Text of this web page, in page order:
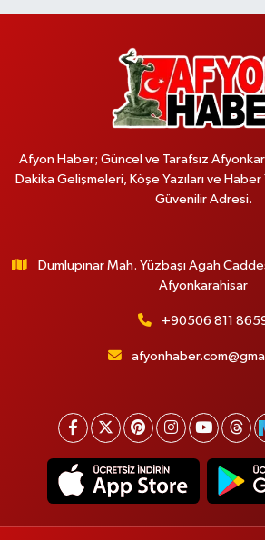
Afyon Haber; Güncel ve Tarafsız
Dakika Gelişmeleri, Köşe Yazıları ve
Güvenilir Adresi.
Dumlupınar Mah. Yüzbaşı Agah
Afyonkarahisar
+90506 811